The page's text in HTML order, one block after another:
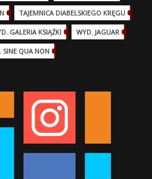
(11)TAJEMNICA DIABELSKIEGO KRĘGU
GALERIA KSIĄŻKI WYD. JAGUAR
SINE QUA NON